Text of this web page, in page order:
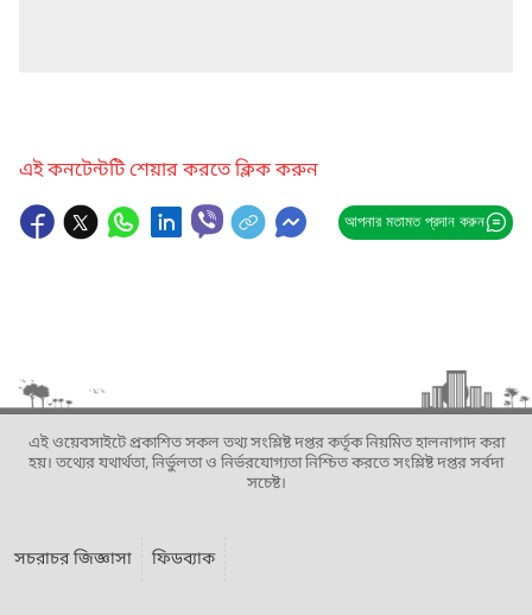
এই কনটেন্টটি শেয়ার করতে ক্লিক করুন
আপনার মতামত প্রদান করুন
এই ওয়েবসাইটে প্রকাশিত সকল তথ্য সংশ্লিষ্ট দপ্তর কর্তৃক নিয়মিত হালনাগাদ করা
হয়। তথ্যের যথার্থতা, নির্ভুলতা ও নির্ভরযোগ্যতা নিশ্চিত করতে সংশ্লিষ্ট দপ্তর সর্বদা
সচেষ্ট।
সচরাচর জিজ্ঞাসা ফিডব্যাক